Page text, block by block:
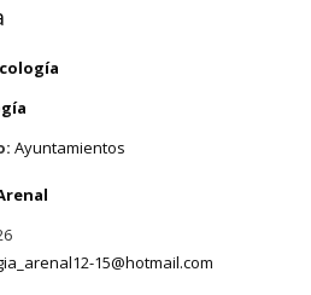
Ayuntamientos
15@hotmail.com